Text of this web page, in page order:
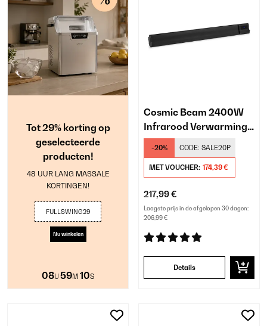
Tot 29% korting op
geselecteerde
producten!
48 UUR LANG MASSALE
KORTINGEN!
FULLSWING29
Nu winkelen
08U 59M 10S
Cosmic Beam 2400W
Infrarood Verwarming
Wand Zwart
-20% CODE: SALE20P
MET VOUCHER: 174,39 €
217,99 €
Laagste prijs in de afgelopen 30 dagen:
206,99 €
Details